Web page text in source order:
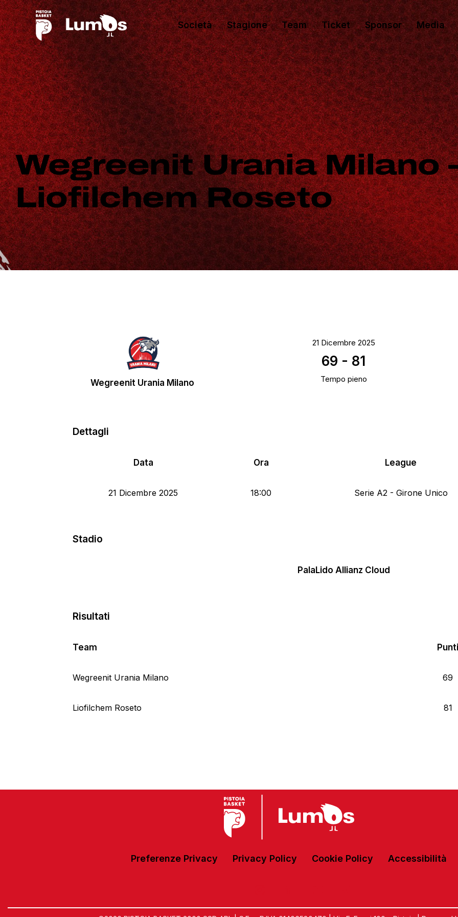
Società Stagione Team Ticket Sponsor Media
Wegreenit Urania Milano
Liofilchem Roseto
Wegreenit Urania Milano
21 Dicembre 2025
69 - 81
Tempo pieno
Dettagli
Data Ora League
21 Dicembre 2025 18:00 Serie A2 - Girone Unico
Stadio
PalaLido Allianz Cloud
Risultati
Team Punti
Wegreenit Urania Milano 69
Liofilchem Roseto 81
Preferenze Privacy Privacy Policy Cookie Policy Accessibilità